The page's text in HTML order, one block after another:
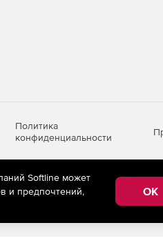
Политика
конфиденциальности
предоставления
на территории Российской
Softline может
и предпочтений,
OK